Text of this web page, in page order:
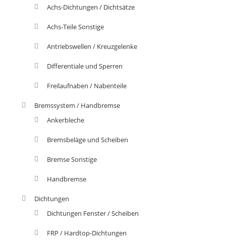
Achs-Dichtungen / Dichtsätze
Achs-Teile Sonstige
Antriebswellen / Kreuzgelenke
Differentiale und Sperren
Freilaufnaben / Nabenteile
Bremssystem / Handbremse
Ankerbleche
Bremsbeläge und Scheiben
Bremse Sonstige
Handbremse
Dichtungen
Dichtungen Fenster / Scheiben
FRP / Hardtop-Dichtungen